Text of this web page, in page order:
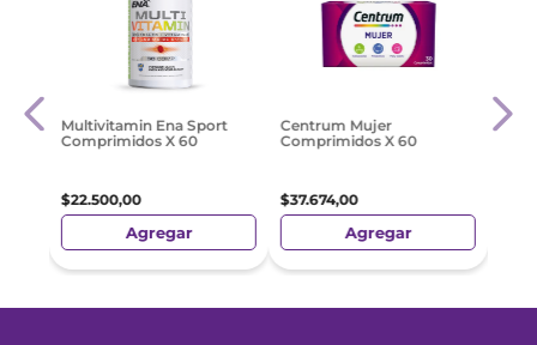
Multivitamin Ena Sport
Comprimidos X 60
$22.500,00
Agregar
Centrum Mujer
Comprimidos X 60
$37.674,00
Agregar